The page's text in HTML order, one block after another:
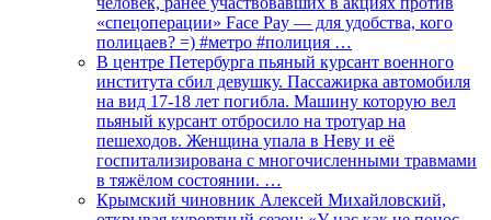
«спецоперации» Face Pay — для удобства, кого
полицаев? =) #метро #полиция …
В центре Петербурга пьяный курсант военного
института сбил девушку. Пассажирка автомобиля
на вид 17-18 лет погибла. Машину которую вел
пьяный курсант отбросило на тротуар на
пешеходов. Женщина упала в Неву и её
госпитализирована с многочисленными травмами
в тяжёлом состоянии. …
Крымский чиновник Алексей Михайловский,